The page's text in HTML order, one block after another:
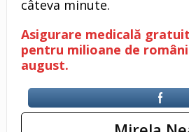
câteva minute.
Asigurare medicală
pentru milioane de români
august.